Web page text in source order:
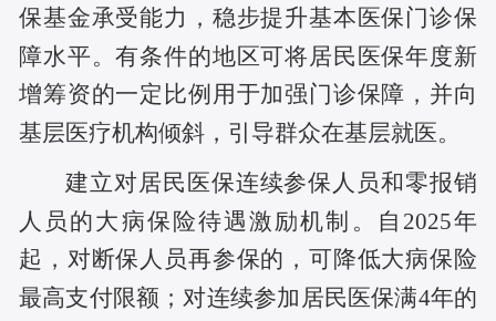
保基金承受能力，稳步提升基本医保门诊保
障水平。有条件的地区可将居民医保年度新
增筹资的一定比例用于加强门诊保障，并向
基层医疗机构倾斜，引导群众在基层就医。
建立对居民医保连续参保人员和零报销
人员的大病保险待遇激励机制。自2025年
起，对断保人员再参保的，可降低大病保险
最高支付限额；对连续参加居民医保满4年的